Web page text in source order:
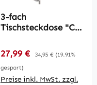
3-fach
Tischsteckdose "CT-
20W PD, 3m Kabel,
Weiß
Verkaufspreis:
27,99 € Regulärer Preis:
34,95 € (19.91%
gespart)
Preise inkl. MwSt. zzgl.